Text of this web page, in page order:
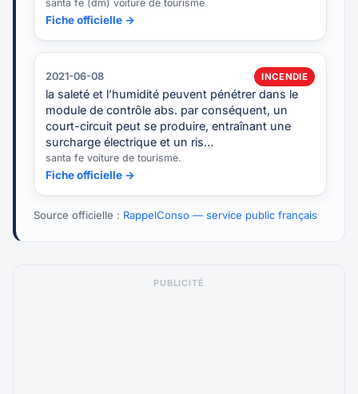
santa fe (dm) voiture de tourisme
Fiche officielle →
2021-06-08 INCENDIE
la saleté et l’humidité peuvent pénétrer dans le
module de contrôle abs. par conséquent, un
court-circuit peut se produire, entraînant une
surcharge électrique et un ris…
santa fe voiture de tourisme.
Fiche officielle →
Source officielle : RappelConso — service public français
PUBLICITÉ